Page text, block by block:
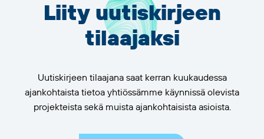
Liity uutiskirjeen
tilaajaksi
Uutiskirjeen tilaajana saat kerran kuukaudessa
ajankohtaista tietoa yhtiössämme käynnissä olevista
projekteista sekä muista ajankohtaisista asioista.